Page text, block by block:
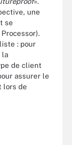
une
se
: pour
la
de client
assurer le
lors de